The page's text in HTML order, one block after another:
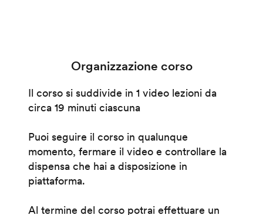
Organizzazione corso
Il corso si suddivide in 1 video lezioni da
circa 19 minuti ciascuna
Puoi seguire il corso in qualunque
momento, fermare il video e controllare la
dispensa che hai a disposizione in
piattaforma.
Al termine del corso potrai effettuare un